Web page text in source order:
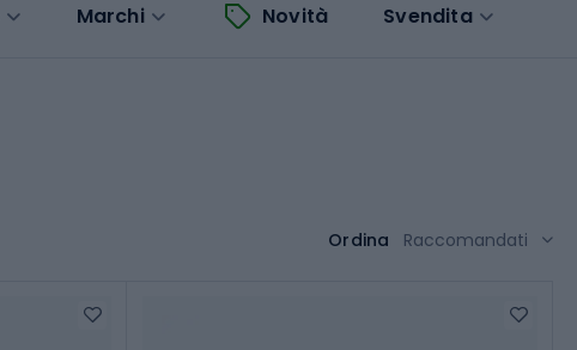
Marchi Novità Svendita
Ordina Raccomandati